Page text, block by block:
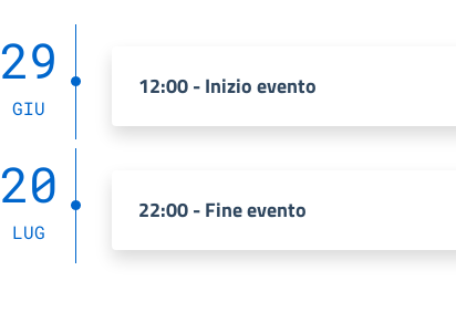
29
GIU
12:00 - Inizio evento
20
LUG
22:00 - Fine evento